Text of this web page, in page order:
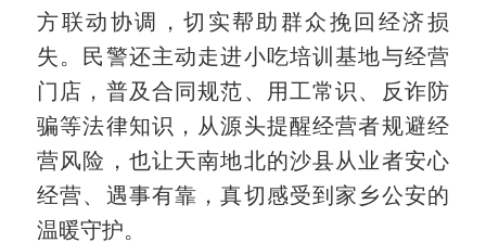
方联动协调，切实帮助群众挽回经济损
失。民警还主动走进小吃培训基地与经营
门店，普及合同规范、用工常识、反诈防
骗等法律知识，从源头提醒经营者规避经
营风险，也让天南地北的沙县从业者安心
经营、遇事有靠，真切感受到家乡公安的
温暖守护。